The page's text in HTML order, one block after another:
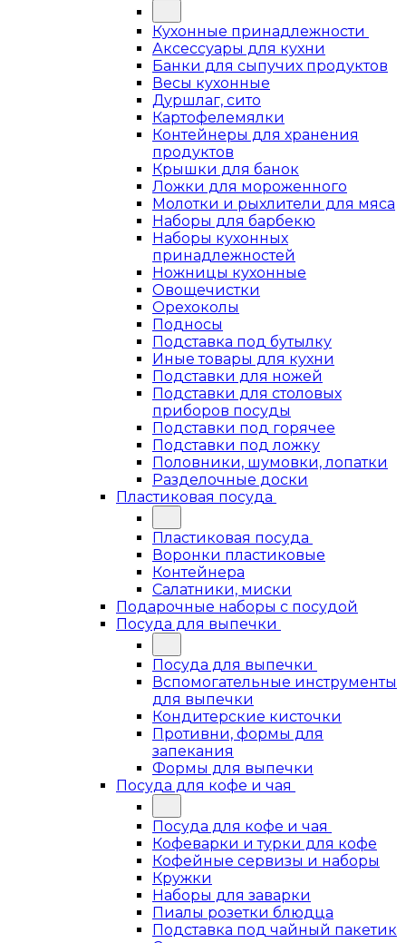
Кухонные принадлежности
Аксессуары для кухни
Банки для сыпучих продуктов
Весы кухонные
Дуршлаг, сито
Картофелемялки
Контейнеры для хранения
продуктов
Крышки для банок
Ложки для мороженного
Молотки и рыхлители для мяса
Наборы для барбекю
Наборы кухонных
принадлежностей
Ножницы кухонные
Овощечистки
Орехоколы
Подносы
Подставка под бутылку
Иные товары для кухни
Подставки для ножей
Подставки для столовых
приборов посуды
Подставки под горячее
Подставки под ложку
Половники, шумовки, лопатки
Разделочные доски
Пластиковая посуда
Пластиковая посуда
Воронки пластиковые
Контейнера
Салатники, миски
Подарочные наборы с посудой
Посуда для выпечки
Посуда для выпечки
Вспомогательные инструменты
для выпечки
Кондитерские кисточки
Противни, формы для
запекания
Формы для выпечки
Посуда для кофе и чая
Посуда для кофе и чая
Кофеварки и турки для кофе
Кофейные сервизы и наборы
Кружки
Наборы для заварки
Пиалы розетки блюдца
Подставка под чайный пакетик